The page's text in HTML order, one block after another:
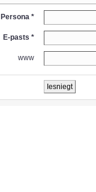
Persona *
E-pasts *
www